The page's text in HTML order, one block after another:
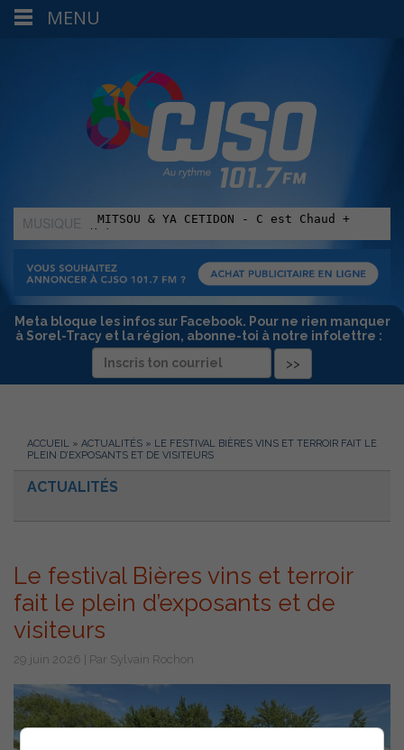
MUSIQUE
:
Meta bloque les infos sur Facebook. Pour ne rien manquer
à Sorel-Tracy et la région, abonne-toi à notre infolettre :
ACCUEIL » ACTUALITÉS » LE FESTIVAL BIÈRES VINS ET TERROIR FAIT LE
PLEIN D’EXPOSANTS ET DE VISITEURS
ACTUALITÉS
Le festival Bières vins et terroir
fait le plein d’exposants et de
visiteurs
29 juin 2026 | Par Sylvain Rochon
MENU